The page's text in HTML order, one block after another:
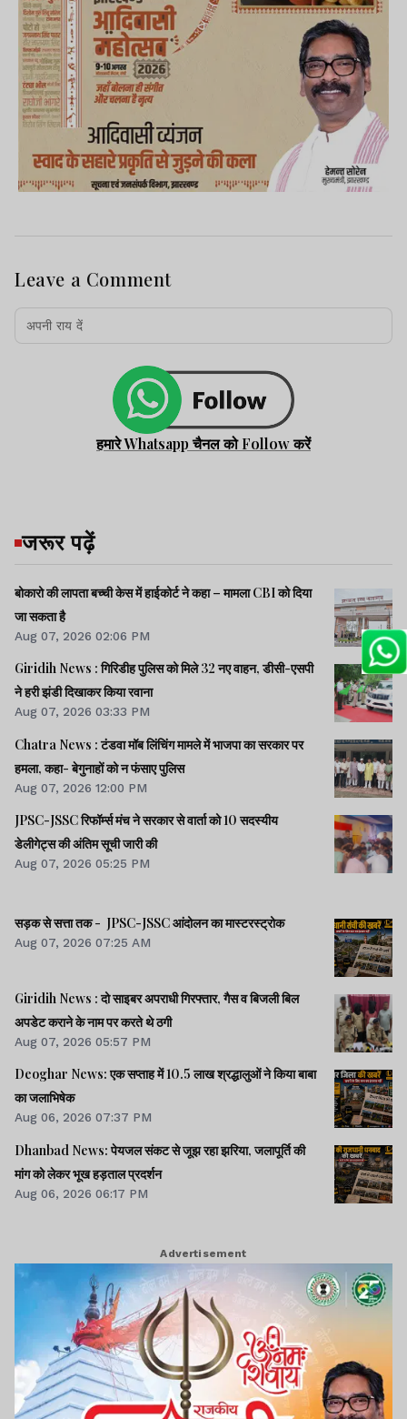
Leave a Comment
हमारे Whatsapp चैनल को Follow करें
जरूर पढ़ें
बोकारो की लापता बच्ची केस में हाईकोर्ट ने कहा – मामला CBI को दिया
जा सकता है
Aug 07, 2026 02:06 PM
Giridih News : गिरिडीह पुलिस को मिले 32 नए वाहन, डीसी-एसपी
ने हरी झंडी दिखाकर किया रवाना
Aug 07, 2026 03:33 PM
Chatra News : टंडवा मॉब लिंचिंग मामले में भाजपा का सरकार पर
हमला, कहा- बेगुनाहों को न फंसाए पुलिस
Aug 07, 2026 12:00 PM
JPSC-JSSC रिफॉर्म्स मंच ने सरकार से वार्ता को 10 सदस्यीय
डेलीगेट्स की अंतिम सूची जारी की
Aug 07, 2026 05:25 PM
सड़क से सत्ता तक - JPSC-JSSC आंदोलन का मास्टरस्ट्रोक
Aug 07, 2026 07:25 AM
Giridih News : दो साइबर अपराधी गिरफ्तार, गैस व बिजली बिल
अपडेट कराने के नाम पर करते थे ठगी
Aug 07, 2026 05:57 PM
Deoghar News: एक सप्ताह में 10.5 लाख श्रद्धालुओं ने किया बाबा
का जलाभिषेक
Aug 06, 2026 07:37 PM
Dhanbad News: पेयजल संकट से जूझ रहा झरिया, जलापूर्ति की
मांग को लेकर भूख हड़ताल प्रदर्शन
Aug 06, 2026 06:17 PM
Advertisement